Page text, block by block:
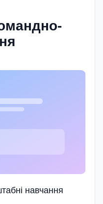
навчання